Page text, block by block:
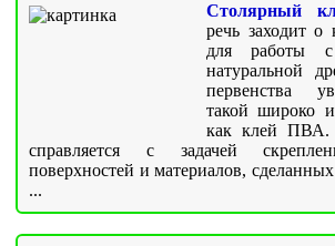
Столярный
речь заходит о
для работы
натуральной
первенства
такой широко
как клей ПВА.
справляется с задачей
поверхностей и материалов,
...